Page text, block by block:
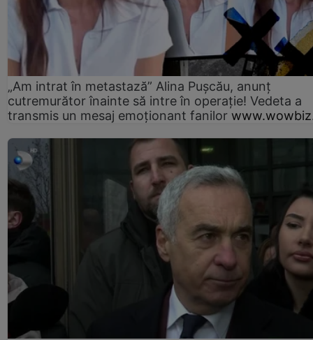
„Am intrat în metastază” Alina Pușcău, anunț
cutremurător înainte să intre în operație! Vedeta a
transmis un mesaj emoționant fanilor